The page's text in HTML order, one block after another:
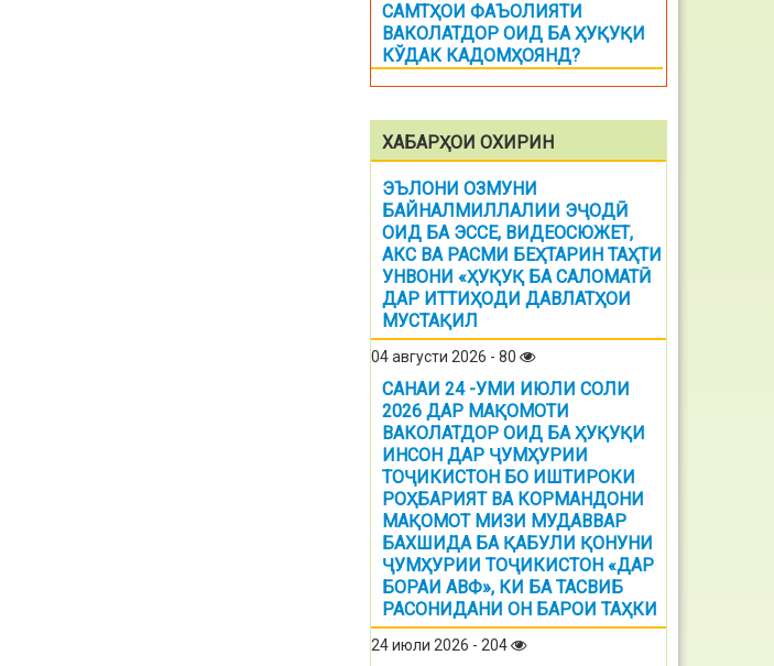
САМТҲОИ ФАЪОЛИЯТИ
ВАКОЛАТДОР ОИД БА ҲУҚУҚИ
КЎДАК КАДОМҲОЯНД?
ХАБАРҲОИ ОХИРИН
ЭЪЛОНИ ОЗМУНИ
БАЙНАЛМИЛЛАЛИИ ЭҶОДӢ
ОИД БА ЭССЕ, ВИДЕОСЮЖЕТ,
АКС ВА РАСМИ БЕҲТАРИН ТАҲТИ
УНВОНИ «ҲУҚУҚ БА САЛОМАТӢ
ДАР ИТТИҲОДИ ДАВЛАТҲОИ
МУСТАҚИЛ
04 августи 2026 - 80
САНАИ 24 -УМИ ИЮЛИ СОЛИ
2026 ДАР МАҚОМОТИ
ВАКОЛАТДОР ОИД БА ҲУҚУҚИ
ИНСОН ДАР ҶУМҲУРИИ
ТОҶИКИСТОН БО ИШТИРОКИ
РОҲБАРИЯТ ВА КОРМАНДОНИ
МАҚОМОТ МИЗИ МУДАВВАР
БАХШИДА БА ҚАБУЛИ ҚОНУНИ
ҶУМҲУРИИ ТОҶИКИСТОН «ДАР
БОРАИ АВФ», КИ БА ТАСВИБ
РАСОНИДАНИ ОН БАРОИ ТАҲКИ
24 июли 2026 - 204